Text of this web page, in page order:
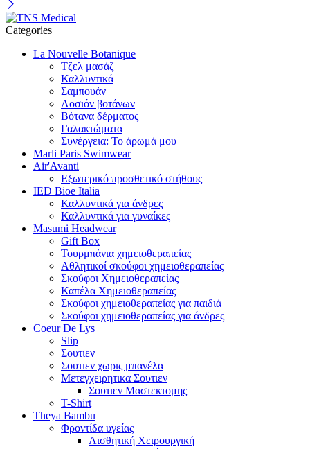
Categories
La Nouvelle Botanique
Τζελ μασάζ
Καλλυντικά
Σαμπουάν
Λοσιόν βοτάνων
Βότανα δέρματος
Γαλακτώματα
Συνέργεια: Το άρωμά μου
Marli Paris Swimwear
Air'Avanti
Εξωτερικό προσθετικό στήθους
IED Bioe Italia
Καλλυντικά για άνδρες
Καλλυντικά για γυναίκες
Masumi Headwear
Gift Box
Τουρμπάνια χημειοθεραπείας
Αθλητικοί σκούφοι χημειοθεραπείας
Σκούφοι Χημειοθεραπείας
Καπέλα Χημειοθεραπείας
Σκούφοι χημειοθεραπείας για παιδιά
Σκούφοι χημειοθεραπείας για άνδρες
Coeur De Lys
Slip
Σουτιεν
Σουτιεν χωρις μπανέλα
Μετεγχειρητικα Σουτιεν
Σουτιεν Μαστεκτομης
T-Shirt
Theya Bambu
Φροντίδα υγείας
Αισθητική Χειρουργική